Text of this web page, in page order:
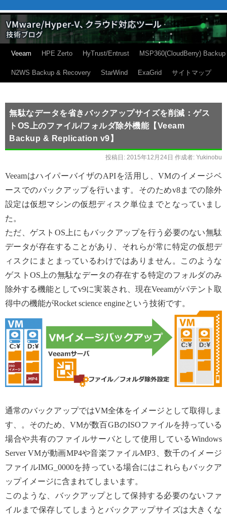
Veeam HPE Zerto HyTrust/Entrust MSP360(CloudBerry) Backup
N2WS Backup & Recovery StarWind ExaGrid サイトマップ
無駄なデータを省きバックアップサイズを削減：ゲス
トOS上のファイル/フォルダ除外機能【Veeam
Backup & Replication v9】
投稿日: 2015年12月24日 作成者: Yukinobu
VeeamはハイパーバイザのAPIを活用し、VMのイメージベ
ースでのバックアップを行います。そのためv8までの除外
設定は仮想マシンの仮想ディスク単位までとなっていまし
た。
ただ、ゲストOS上にもバックアップを行う必要のない無駄
データが存在することがあり、それらが常に特定の仮想デ
ィスクにまとまっているわけではありません。このような
ゲストOS上の無駄なデータの存在する特定のフォルダのみ
除外する機能としてv9に実装され、現在Veeamがパテント取
得中の機能がRocket science engineという技術です。
通常のバックアップではVM全体をイメージとして取得しま
す、。そのため、VMが数百GBのISOファイルを持っている
場合や共有のファイルサーバとして使用しているWindows
Server VMが動画MP4や音楽ファイルMP3、数千のイメージ
ファイルIMG_0000を持っている場合にはこれらもバックア
ップイメージに含まれてしまいます。
このような、バックアップとして保持する必要のないファ
イルまで保存してしまうとバックアップサイズは大きくな